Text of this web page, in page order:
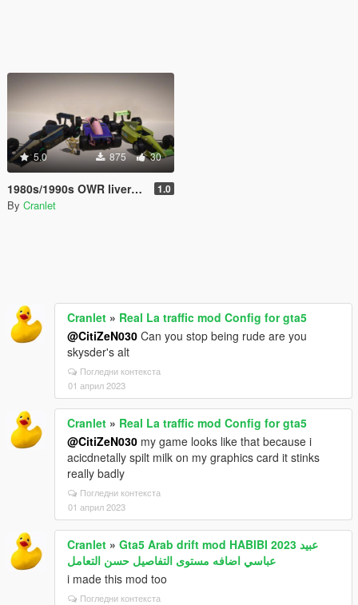
5.0 875 30
1980s/1990s OWR livery pack [Add-on | Lore-friendly | PR4 | R88 ] 1.0
By Cranlet
Cranlet » Real La traffic mod Config for gta5
@CitiZeN030 Can you stop being rude are you
skysder's alt
Погледни контекста
01 април 2023
Cranlet » Real La traffic mod Config for gta5
@CitiZeN030 my game looks like that because i
acicdnetally spilt milk on my graphics card it stinks
really badly
Погледни контекста
01 април 2023
Cranlet » Gta5 Arab drift mod HABIBI 2023 عبيد
عباسي اضافه مستوى التفاصيل حسن التعامل
i made this mod too
Погледни контекста